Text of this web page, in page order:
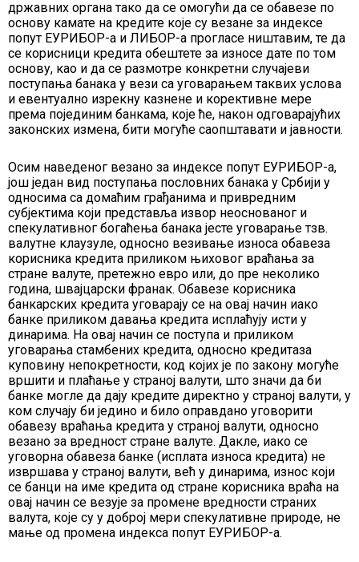
државних органа тако да се омогући да се обавезе по
основу камате на кредите које су везане за индексе
попут ЕУРИБОР-а и ЛИБОР-а прогласе ништавим, те да
се корисници кредита обештете за износе дате по том
основу, као и да се размотре конкретни случајеви
поступања банака у вези са уговарањем таквих услова
и евентуално изрекну казнене и корективне мере
према појединим банкама, које ће, након одговарајућих
законских измена, бити могуће саопштавати и јавности.
Осим наведеног везано за индексе попут ЕУРИБОР-а,
још један вид поступања пословних банака у Србији у
односима са домаћим грађанима и привредним
субјектима који представља извор неоснованог и
спекулативног богаћења банака јесте уговарање тзв.
валутне клаузуле, односно везивање износа обавеза
корисника кредита приликом њиховог враћања за
стране валуте, претежно евро или, до пре неколико
година, швајцарски франак. Обавезе корисника
банкарских кредита уговарају се на овај начин иако
банке приликом давања кредита исплаћују исти у
динарима. На овај начин се поступа и приликом
уговарања стамбених кредита, односно кредитаза
куповину непокретности, код којих је по закону могуће
вршити и плаћање у страној валути, што значи да би
банке могле да дају кредите директно у страној валути, у
ком случају би једино и било оправдано уговорити
обавезу враћања кредита у страној валути, односно
везано за вредност стране валуте. Дакле, иако се
уговорна обавеза банке (исплата износа кредита) не
извршава у страној валути, већ у динарима, износ који
се банци на име кредита од стране корисника враћа на
овај начин се везује за промене вредности страних
валута, које су у доброј мери спекулативне природе, не
мање од промена индекса попут ЕУРИБОР-а.